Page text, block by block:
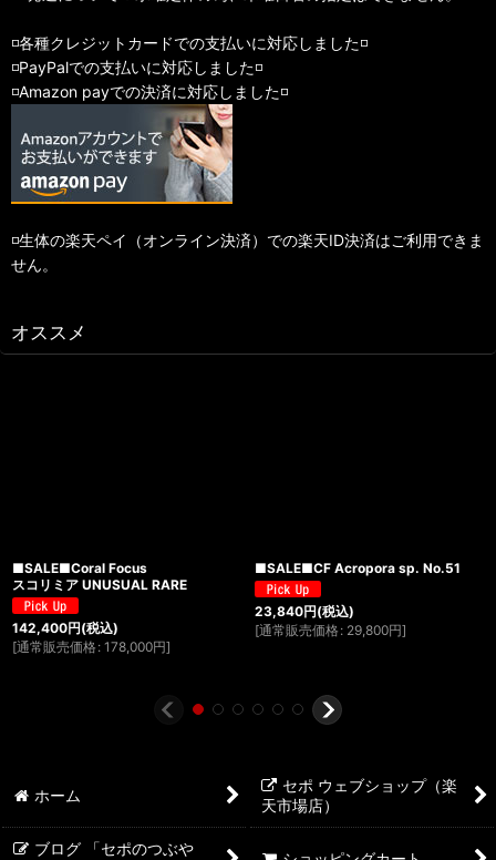
◽️各種クレジットカードでの支払いに対応しました◽️
◽️PayPalでの支払いに対応しました◽️
◽️Amazon payでの決済に対応しました◽️
◽️生体の楽天ペイ（オンライン決済）での楽天ID決済はご利用できま
せん。
オススメ
■SALE■Coral Focus
スコリミア UNUSUAL RARE
142,400円(税込)
[通常販売価格 : 178,000円]
■SALE■CF Acropora sp. No.51
23,840円(税込)
[通常販売価格 : 29,800円]
ホーム
セポ ウェブショップ（楽
天市場店）
ブログ 「セポのつぶや